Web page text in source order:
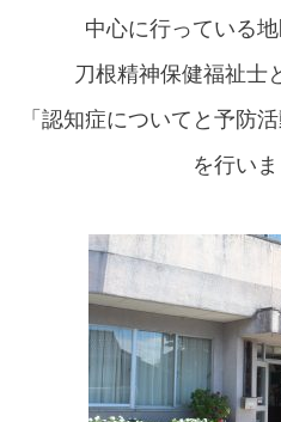
中心に行っている
刀根精神保健福祉士
「認知症についてと予防
を行いま